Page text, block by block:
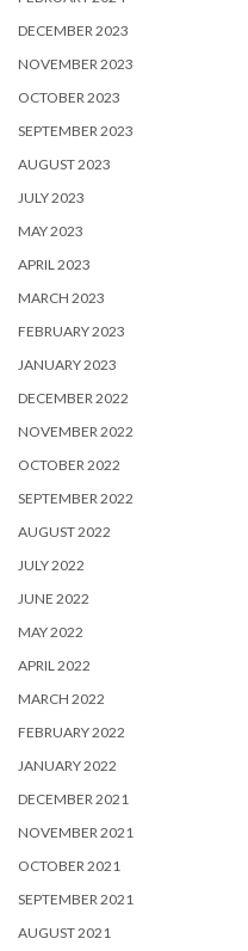
DECEMBER 2023
NOVEMBER 2023
OCTOBER 2023
SEPTEMBER 2023
AUGUST 2023
JULY 2023
MAY 2023
APRIL 2023
MARCH 2023
FEBRUARY 2023
JANUARY 2023
DECEMBER 2022
NOVEMBER 2022
OCTOBER 2022
SEPTEMBER 2022
AUGUST 2022
JULY 2022
JUNE 2022
MAY 2022
APRIL 2022
MARCH 2022
FEBRUARY 2022
JANUARY 2022
DECEMBER 2021
NOVEMBER 2021
OCTOBER 2021
SEPTEMBER 2021
AUGUST 2021